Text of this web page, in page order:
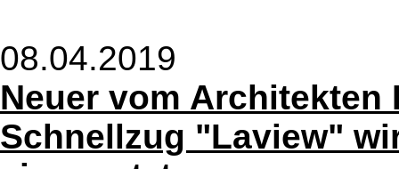
08.04.2019
Neuer vom Architekten
Schnellzug "Laview"